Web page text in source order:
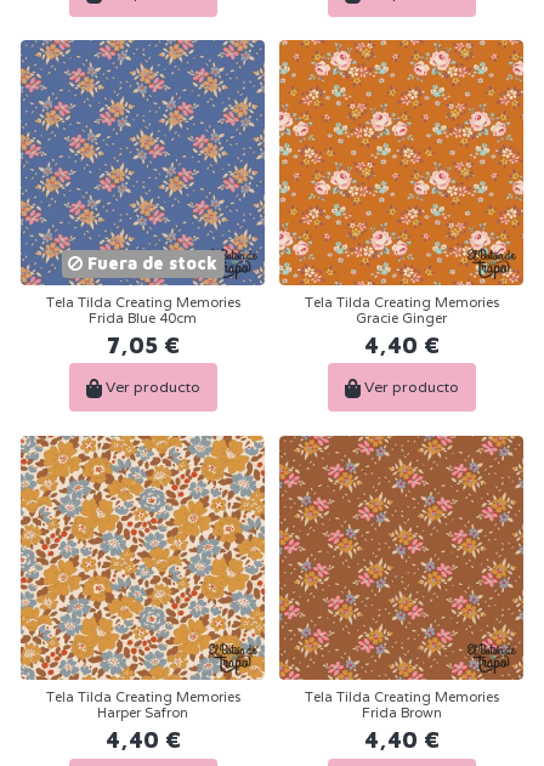
Fuera de stock
Tela Tilda Creating Memories
Frida Blue 40cm
7,05 €
Ver producto
Tela Tilda Creating Memories
Gracie Ginger
4,40 €
Ver producto
Tela Tilda Creating Memories
Harper Safron
4,40 €
Tela Tilda Creating Memories
Frida Brown
4,40 €